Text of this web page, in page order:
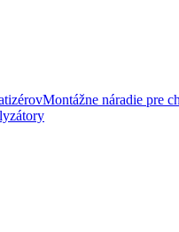
Montážne náradie pre